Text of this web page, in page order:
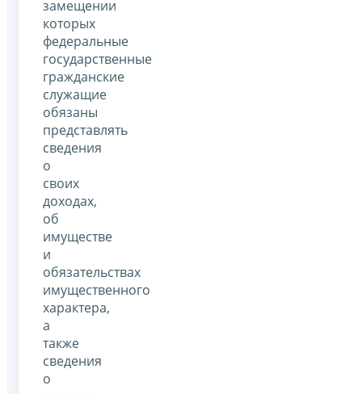
замещении
которых
федеральные
государственные
гражданские
служащие
обязаны
представлять
сведения
о
своих
доходах,
об
имуществе
и
обязательствах
имущественного
характера,
а
также
сведения
о